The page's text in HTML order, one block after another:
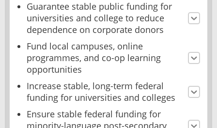
Guarantee stable public funding for
universities and college to reduce
dependence on corporate donors
Fund local campuses, online
programmes, and co-op learning
opportunities
Increase stable, long-term federal
funding for universities and colleges
Ensure stable federal funding for